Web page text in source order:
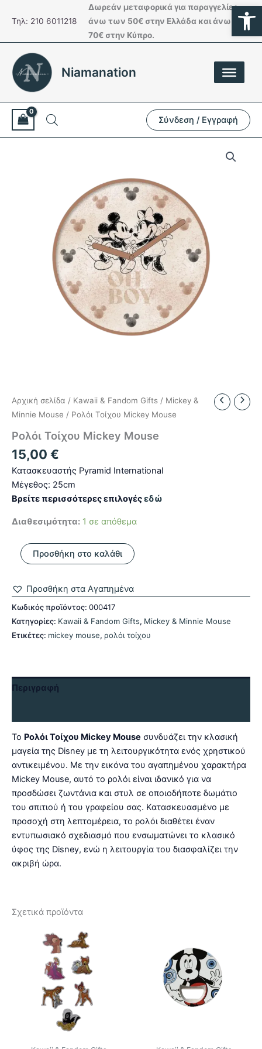
στοΤηλ: 210 6011218
Δωρεάν μεταφορικά για παραγγελίες
άνω των 50€ στην Ελλάδα και άνω των
70€ στην Κύπρο.
Niamanation
Σύνδεση / Εγγραφή
Αρχική σελίδα / Kawaii & Fandom Gifts / Mickey &
Minnie Mouse / Ρολόι Τοίχου Mickey Mouse
Ρολόι Τοίχου Mickey Mouse
15,00 €
Κατασκευαστής Pyramid International
Μέγεθος: 25cm
Βρείτε περισσότερες επιλογέςεδώ
Διαθεσιμότητα: 1 σε απόθεμα
Ρολόι
Τοίχου
Mouse
ποσότητα
Προσθήκη στο καλάθι
Προσθήκη στα Αγαπημένα
Κωδικός προϊόντος: 000417
Κατηγορίες: Kawaii & Fandom Gifts, Mickey & Minnie Mouse
Ετικέτες: mickey mouse, ρολόι τοίχου
Περιγραφή
Το Ρολόι Τοίχου Mickey Mouse συνδυάζει την κλασική
μαγεία της Disney με τη λειτουργικότητα ενός χρηστικού
αντικειμένου. Με την εικόνα του αγαπημένου χαρακτήρα
Mickey Mouse, αυτό το ρολόι είναι ιδανικό για να
προσδώσει ζωντάνια και στυλ σε οποιοδήποτε δωμάτιο
του σπιτιού ή του γραφείου σας. Κατασκευασμένο με
προσοχή στη λεπτομέρεια, το ρολόι διαθέτει έναν
εντυπωσιακό σχεδιασμό που ενσωματώνει το κλασικό
ύφος της Disney, ενώ η λειτουργία του διασφαλίζει την
ακριβή ώρα.
Σχετικά προϊόντα